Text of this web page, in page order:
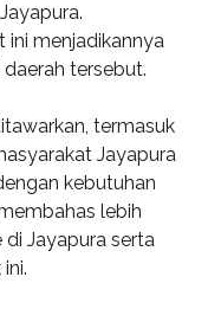
ini menjadikannya
tersebut.
termasuk
Jayapura
kebutuhan
lebih
Jayapura serta